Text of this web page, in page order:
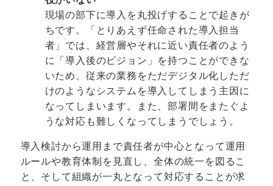
現場の部下に導入を丸投げすることで起きが
ちです。「とりあえず任命された導入担当
者」では、経営層やそれに近い責任者のよう
に「導入後のビジョン」を持つことができな
いため、従来の業務をただデジタル化しただ
けのようなシステムを導入してしまう主因に
なってしまいます。また、部署間をまたぐよ
うな対応も難しくなってしまうでしょう。
導入検討から運用まで責任者が中心となって運用
ルールや教育体制を見直し、全体の統一を図るこ
と、そして組織が一丸となって対応することが求